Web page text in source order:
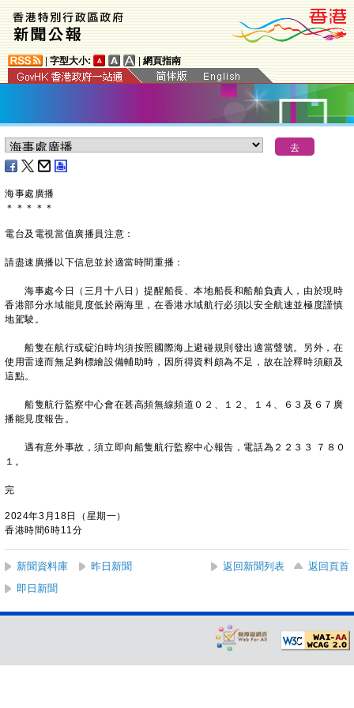
字型大小: 網頁指南
海事處廣播
＊ ＊ ＊ ＊ ＊
電台及電視當值廣播員注意：
請盡速廣播以下信息並於適當時間重播：
海事處今日（三月十八日）提醒船長、本地船長和船舶負責人，由於現時
香港部分水域能見度低於兩海里，在香港水域航行必須以安全航速並極度謹慎
地駕駛。
船隻在航行或碇泊時均須按照國際海上避碰規則發出適當聲號。另外，在
使用雷達而無足夠標繪設備輔助時，因所得資料頗為不足，故在詮釋時須顧及
這點。
船隻航行監察中心會在甚高頻無線頻道０２、１２、１４、６３及６７廣
播能見度報告。
遇有意外事故，須立即向船隻航行監察中心報告，電話為２２３３ ７８０
１。
完
2024年3月18日（星期一）
香港時間6時11分
新聞資料庫 昨日新聞 返回新聞列表
返回頁首
即日新聞